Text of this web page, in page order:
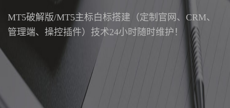
MT5破解版/MT5主标白标搭建（定制官网、CRM、
管理端、操控插件）技术24小时随时维护！